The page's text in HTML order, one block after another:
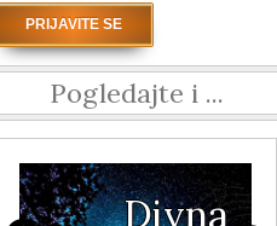
Pogledajte i ...
Divna